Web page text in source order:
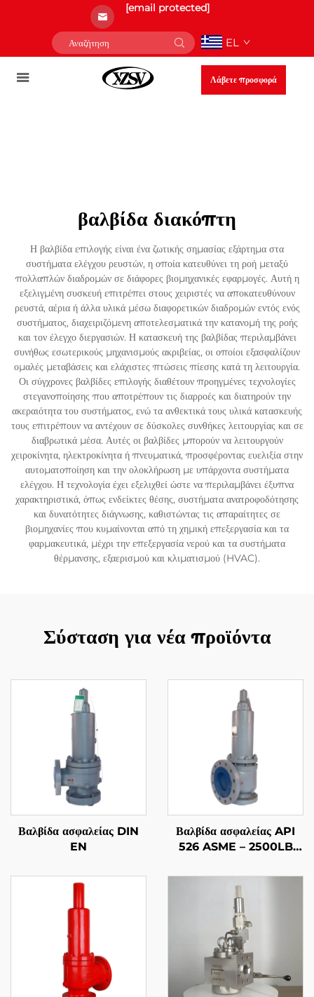
[email protected]
EL
Λάβετε προσφορά
βαλβίδα διακόπτη
Η βαλβίδα επιλογής είναι ένα ζωτικής σημασίας εξάρτημα στα
συστήματα ελέγχου ρευστών, η οποία κατευθύνει τη ροή μεταξύ
πολλαπλών διαδρομών σε διάφορες βιομηχανικές εφαρμογές. Αυτή η
εξελιγμένη συσκευή επιτρέπει στους χειριστές να αποκατευθύνουν
ρευστά, αέρια ή άλλα υλικά μέσω διαφορετικών διαδρομών εντός ενός
συστήματος, διαχειριζόμενη αποτελεσματικά την κατανομή της ροής
και τον έλεγχο διεργασιών. Η κατασκευή της βαλβίδας περιλαμβάνει
συνήθως εσωτερικούς μηχανισμούς ακριβείας, οι οποίοι εξασφαλίζουν
ομαλές μεταβάσεις και ελάχιστες πτώσεις πίεσης κατά τη λειτουργία.
Οι σύγχρονες βαλβίδες επιλογής διαθέτουν προηγμένες τεχνολογίες
στεγανοποίησης που αποτρέπουν τις διαρροές και διατηρούν την
ακεραιότητα του συστήματος, ενώ τα ανθεκτικά τους υλικά κατασκευής
τους επιτρέπουν να αντέχουν σε δύσκολες συνθήκες λειτουργίας και σε
διαβρωτικά μέσα. Αυτές οι βαλβίδες μπορούν να λειτουργούν
χειροκίνητα, ηλεκτροκίνητα ή πνευματικά, προσφέροντας ευελιξία στην
αυτοματοποίηση και την ολοκλήρωση με υπάρχοντα συστήματα
ελέγχου. Η τεχνολογία έχει εξελιχθεί ώστε να περιλαμβάνει έξυπνα
χαρακτηριστικά, όπως ενδείκτες θέσης, συστήματα ανατροφοδότησης
και δυνατότητες διάγνωσης, καθιστώντας τις απαραίτητες σε
βιομηχανίες που κυμαίνονται από τη χημική επεξεργασία και τα
φαρμακευτικά, μέχρι την επεξεργασία νερού και τα συστήματα
θέρμανσης, εξαερισμού και κλιματισμού (HVAC).
Σύσταση για νέα προϊόντα
Βαλβίδα ασφαλείας DIN
EN
Βαλβίδα ασφαλείας API
526 ASME – 2500LB
WCB/316 – Προστασία
αερίου – Προσαρμοστική
για εργοστάσια παραγωγής
ενέργειας/επεξεργασίας